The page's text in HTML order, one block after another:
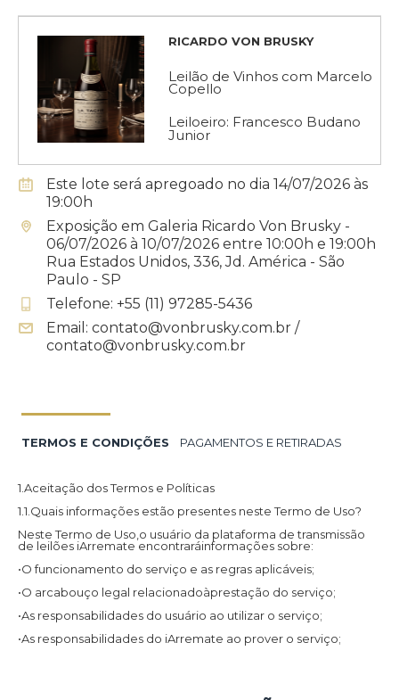
RICARDO VON BRUSKY
Leilão de Vinhos com Marcelo
Copello
Leiloeiro: Francesco Budano
Junior
Este lote será apregoado no dia 14/07/2026 às
19:00h
Exposição em Galeria Ricardo Von Brusky -
06/07/2026 à 10/07/2026 entre 10:00h e 19:00h
Rua Estados Unidos, 336, Jd. América - São
Paulo - SP
Telefone: +55 (11) 97285-5436
Email: contato@vonbrusky.com.br /
contato@vonbrusky.com.br
TERMOS E CONDIÇÕES PAGAMENTOS E RETIRADAS
1.Aceitação dos Termos e Políticas
1.1.Quais informações estão presentes neste Termo de Uso?
Neste Termo de Uso,o usuário da plataforma de transmissão
de leilões iArremate encontraráinformações sobre:
•O funcionamento do serviço e as regras aplicáveis;
•O arcabouço legal relacionadoàprestação do serviço;
•As responsabilidades do usuário ao utilizar o serviço;
•As responsabilidades do iArremate ao prover o serviço;
•O foro responsável por eventuais reclamações caso questões